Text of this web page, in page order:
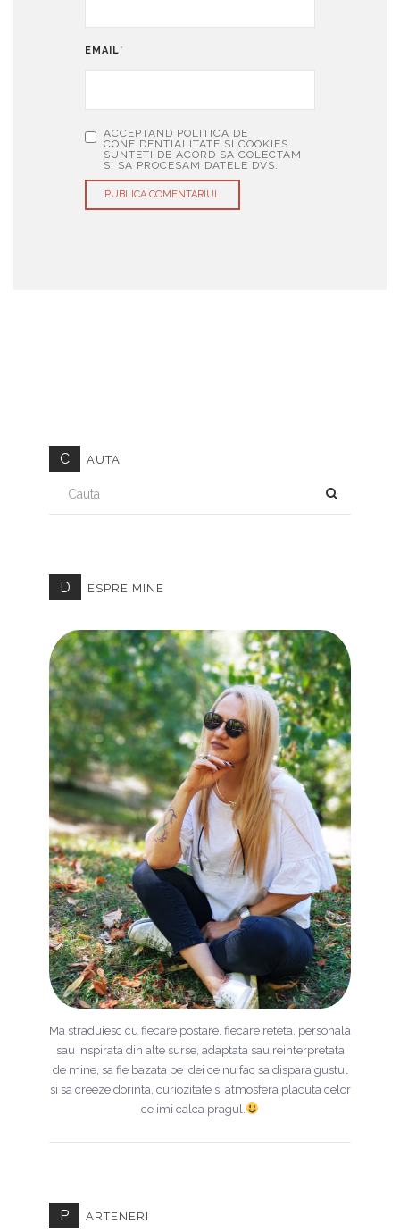
EMAIL*
ACCEPTAND POLITICA DE
CONFIDENTIALITATE SI COOKIES
SUNTETI DE ACORD SA COLECTAM
SI SA PROCESAM DATELE DVS.
C AUTA
D ESPRE MINE
Ma straduiesc cu fiecare postare, fiecare reteta, personala
sau inspirata din alte surse, adaptata sau reinterpretata
de mine, sa fie bazata pe idei ce nu fac sa dispara gustul
si sa creeze dorinta, curiozitate si atmosfera placuta celor
ce imi calca pragul.
P ARTENERI